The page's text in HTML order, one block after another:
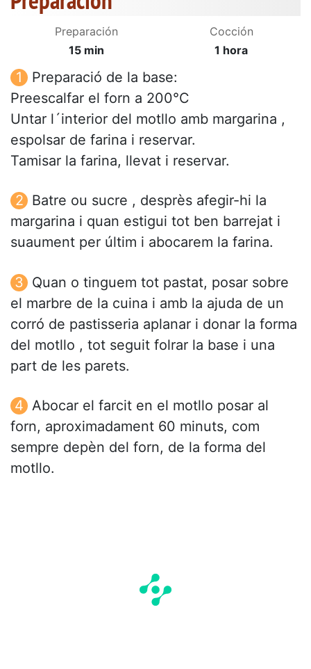
Preparación
15 min
Cocción
1 hora
Preparació de la base:
Preescalfar el forn a 200°C
Untar l´interior del motllo amb margarina ,
espolsar de farina i reservar.
Tamisar la farina, llevat i reservar.
Batre ou sucre , desprès afegir-hi la
margarina i quan estigui tot ben barrejat i
suaument per últim i abocarem la farina.
Quan o tinguem tot pastat, posar sobre
el marbre de la cuina i amb la ajuda de un
corró de pastisseria aplanar i donar la forma
del motllo , tot seguit folrar la base i una
part de les parets.
Abocar el farcit en el motllo posar al
forn, aproximadament 60 minuts, com
sempre depèn del forn, de la forma del
motllo.